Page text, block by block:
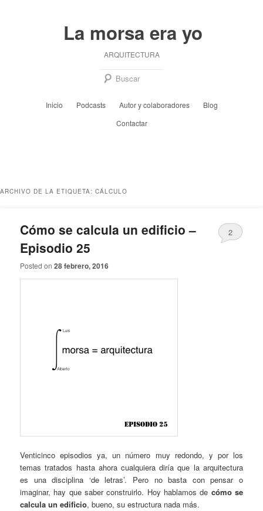
La morsa era yo
ARQUITECTURA
Inicio Podcasts Autor y colaboradores
Blog
Contactar
ARCHIVO DE LA ETIQUETA: CÁLCULO
Cómo se calcula un edificio –
Episodio 25
Posted on28 febrero, 2016
2
Venticinco episodios ya, un número muy redondo, y por los
temas tratados hasta ahora cualquiera diría que la arquitectura
es una disciplina ‘de letras’. Pero no basta con pensar o
imaginar, hay que saber construirlo. Hoy hablamos de cómo se
calcula un edificio, bueno, su estructura nada más.